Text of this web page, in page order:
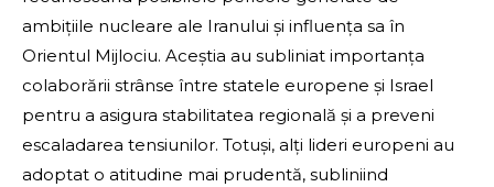
ambițiile nucleare ale Iranului și influența sa în
Orientul Mijlociu. Aceștia au subliniat importanța
colaborării strânse între statele europene și Israel
pentru a asigura stabilitatea regională și a preveni
escaladarea tensiunilor. Totuși, alți lideri europeni au
adoptat o atitudine mai prudentă, subliniind